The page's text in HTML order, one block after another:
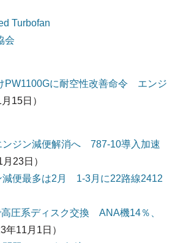
Turbofan
会
PW1100Gに耐空性改善命令 エンジ
15日）
ンジン減便解消へ 787-10導入加速
月23日）
減便最多は2月 1-3月に22路線2412
圧系ディスク交換 ANA機14％、
年11月1日）